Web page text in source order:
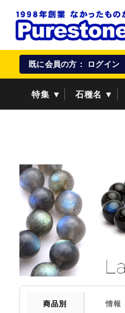
既に会員の方： ログイン
特集 ▼ 石種名 ▼
商品別 情報